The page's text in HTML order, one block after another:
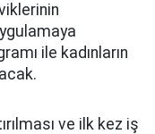
ile kadınların
ve ilk kez iş